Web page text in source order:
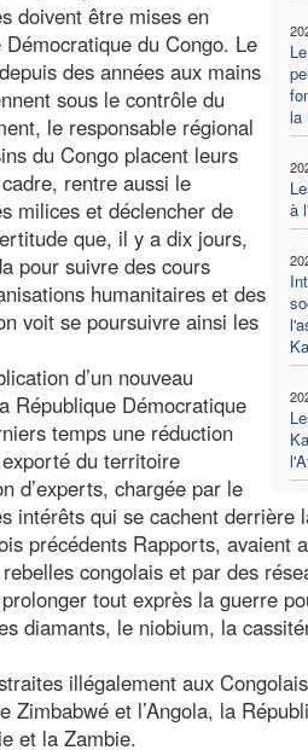
la
à
doivent être mises en
du Congo. Le
des années aux mains
sous le contrôle du
le responsable régional
du Congo placent leurs
rentre aussi le
milices et déclencher de
que, il y a dix jours,
pour suivre des cours
humanitaires et des
voit se poursuivre ainsi les
d’un nouveau
République Démocratique
temps une réduction
du territoire
d’experts, chargée par le
intérêts qui se cachent derrière
précédents Rapports, avaient
congolais et par des
tout exprès la guerre
diamants, le niobium, la
illégalement aux
Zimbabwé et l’Angola, la
et la Zambie.